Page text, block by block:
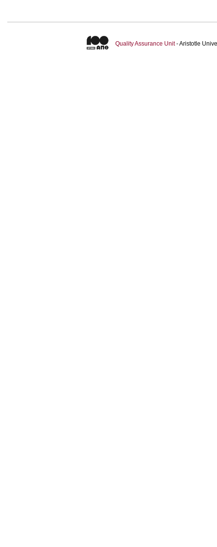
Quality Assurance Unit- Aristotle